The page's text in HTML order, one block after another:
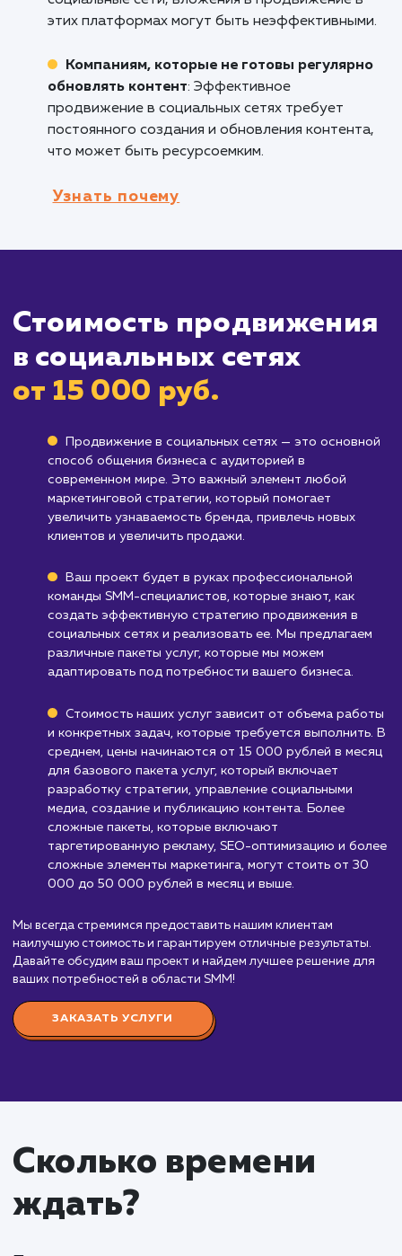
использует социальные сети, продвижение в
эффективным способом донесения до них
вашего сообщения.
Компаниям, желающим увеличить
вовлеченность клиентов
предоставляют уникальную возможность
Кому не подходит данный
Бизнесам, целевая аудитория которых
активна в социальных сетях
часть вашей целевой аудитории не
социальные сети, вложения в продвижение
этих платформах могут быть
Компаниям, которые не готовы
обновлять контент : Эффективное
постоянного создания и обновления
что может быть ресурсоемким.
Узнать почему
Стоимость
в социальных сетях
от 15 000 руб.
Продвижение в социальных сетях — это
способ общения бизнеса с аудиторией в
современном мире. Это важный элемент любой
маркетинговой стратегии, который помогает
увеличить узнаваемость бренда, привлечь новых
клиентов и увеличить продажи.
различные пакеты услуг, которые мы можем
адаптировать под потребности вашего бизнеса.